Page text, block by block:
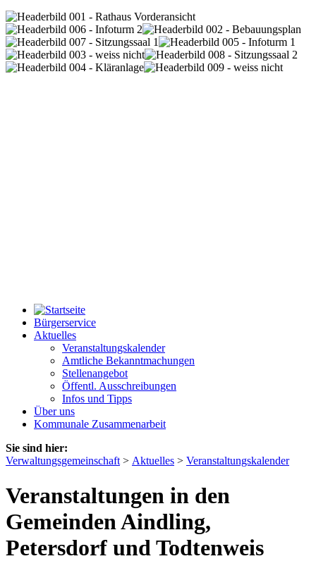
Bürgerservice
Aktuelles
Veranstaltungskalender
Amtliche Bekanntmachungen
Stellenangebot
Öffentl. Ausschreibungen
Infos und Tipps
Über uns
Kommunale Zusammenarbeit
Sie sind hier:
Verwaltungsgemeinschaft > Aktuelles > Veranstaltungskalender
Veranstaltungen in den
Gemeinden Aindling,
Petersdorf und Todtenweis